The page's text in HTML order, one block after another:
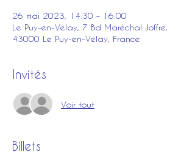
26 mai 2023, 14:30 – 16:00
Le Puy-en-Velay, 7 Bd Maréchal Joffre,
43000 Le Puy-en-Velay, France
Invités
Voir tout
Billets